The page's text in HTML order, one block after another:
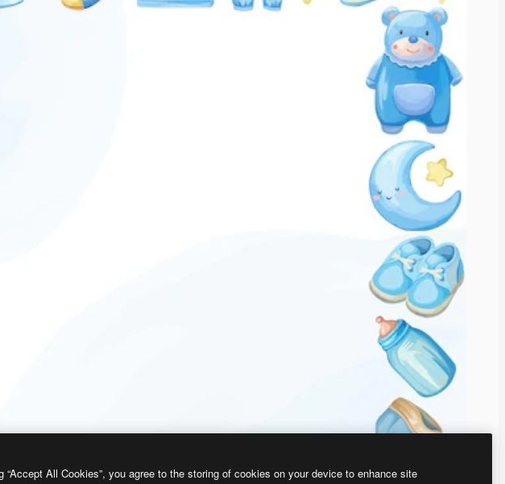
“Accept All Cookies”, you agree to the storing of cookies on your device to enhance site